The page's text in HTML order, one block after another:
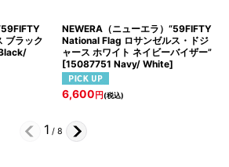
ブラック
NEWERA（ニューエラ）“59FIFTY
National Flag ロサンゼルス・ドジ
ャース ホワイト ネイビーバイザー”
[15087751 Navy/ White]
6,600 円(税込)
1 / 8